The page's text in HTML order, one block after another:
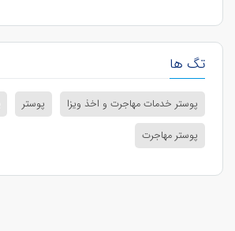
تگ ها
پوستر خدمات مهاجرت و اخذ ویزا پوستر
پوستر مهاجرت